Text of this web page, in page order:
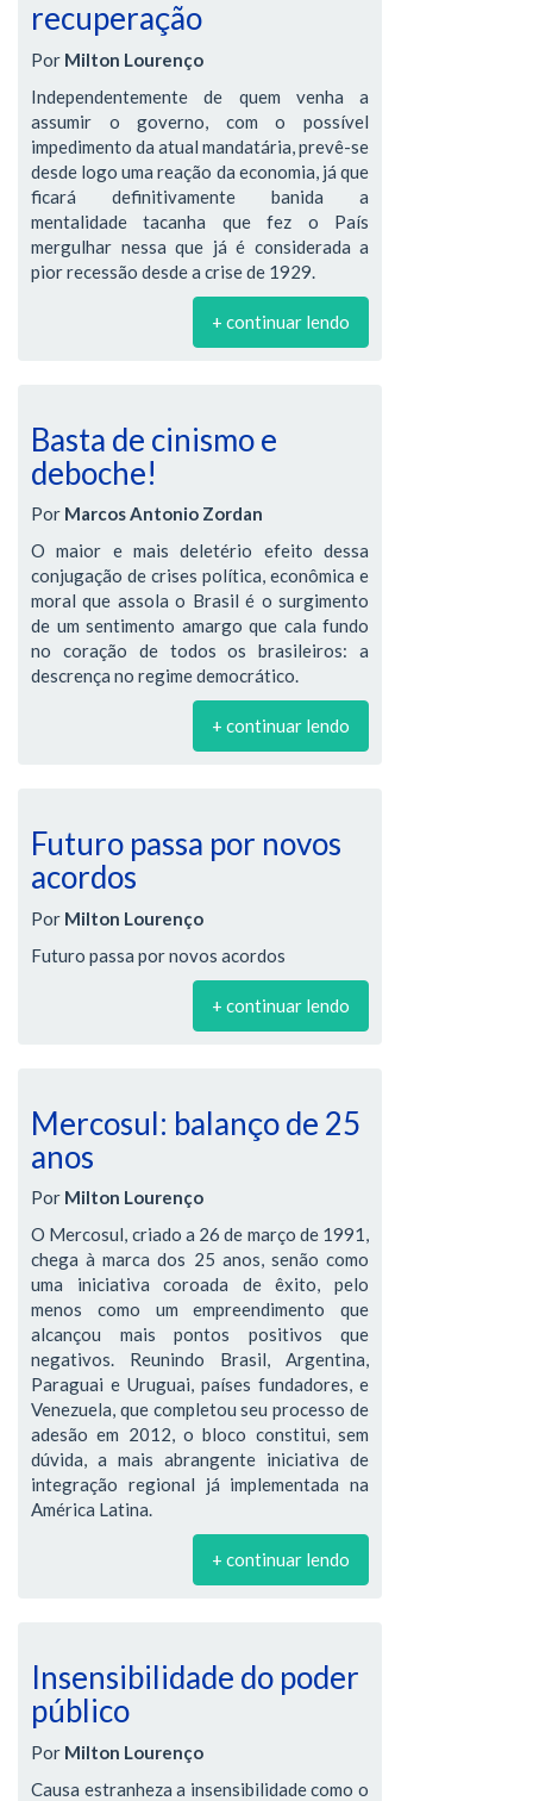
recuperação
Por Milton Lourenço
Independentemente de quem venha a
assumir o governo, com o possível
impedimento da atual mandatária, prevê-se
desde logo uma reação da economia, já que
ficará definitivamente banida a
mentalidade tacanha que fez o País
mergulhar nessa que já é considerada a
pior recessão desde a crise de 1929.
+ continuar lendo
Basta de cinismo e
deboche!
Por Marcos Antonio Zordan
O maior e mais deletério efeito dessa
conjugação de crises política, econômica e
moral que assola o Brasil é o surgimento
de um sentimento amargo que cala fundo
no coração de todos os brasileiros: a
descrença no regime democrático.
+ continuar lendo
Futuro passa por novos
acordos
Por Milton Lourenço
Futuro passa por novos acordos
+ continuar lendo
Mercosul: balanço de 25
anos
Por Milton Lourenço
O Mercosul, criado a 26 de março de 1991,
chega à marca dos 25 anos, senão como
uma iniciativa coroada de êxito, pelo
menos como um empreendimento que
alcançou mais pontos positivos que
negativos. Reunindo Brasil, Argentina,
Paraguai e Uruguai, países fundadores, e
Venezuela, que completou seu processo de
adesão em 2012, o bloco constitui, sem
dúvida, a mais abrangente iniciativa de
integração regional já implementada na
América Latina.
+ continuar lendo
Insensibilidade do poder
público
Por Milton Lourenço
Causa estranheza a insensibilidade como o